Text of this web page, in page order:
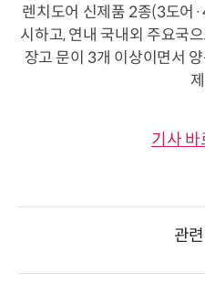
렌치도어 신제품 2종(3도어
시하고, 연내 국내외 주요국
장고 문이 3개 이상이면서
기사 바
관